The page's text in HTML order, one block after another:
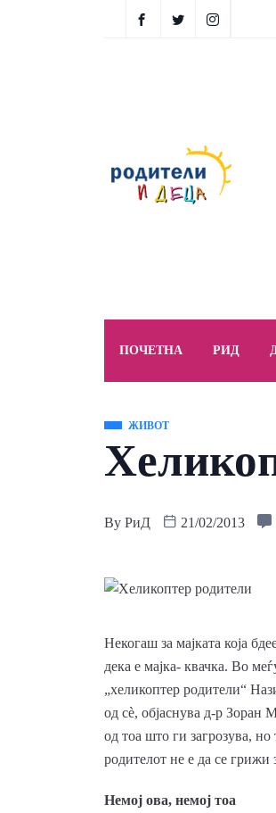
ПОЧЕТНА РИД
ЖИВОТ
By РиД 21/02/2013
Некогаш за мајката која
дека е мајка- квачка. Во
„хеликоптер родители“
од сè, објаснува д-р Зоран
од тоа што ги загрозува, но
родителот не е да се грижи
Немој ова, немој тоа